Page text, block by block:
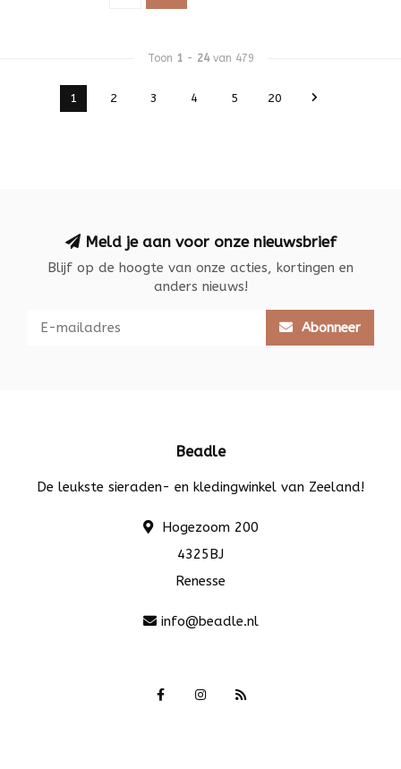
Toon 1- 24van 479
1 2 3 4 5 20
Meld je aan voor onze nieuwsbrief
Blijf op de hoogte van onze acties, kortingen en
anders nieuws!
Abonneer
Beadle
De leukste sieraden- en kledingwinkel van Zeeland!
Hogezoom 200
4325BJ
Renesse
info@beadle.nl